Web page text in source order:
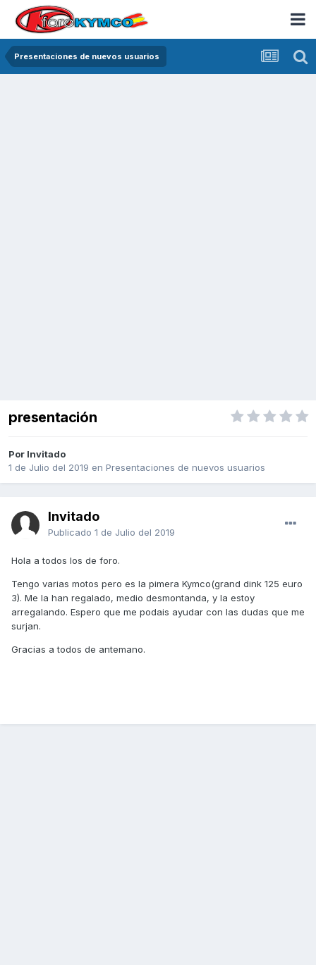
Presentaciones de nuevos usuarios
presentación
Por Invitado
1 de Julio del 2019 en Presentaciones de nuevos usuarios
Invitado
Publicado 1 de Julio del 2019
Hola a todos los de foro.
Tengo varias motos pero es la pimera Kymco(grand dink 125 euro
3). Me la han regalado, medio desmontanda, y la estoy
arregalando. Espero que me podais ayudar con las dudas que me
surjan.
Gracias a todos de antemano.